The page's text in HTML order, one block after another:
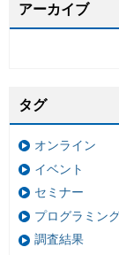
アーカイブ
タグ
オンライン
イベント
セミナー
プログラミン
調査結果